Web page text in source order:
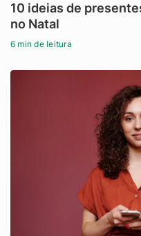
10 ideias de
no Natal
6 min de leitura